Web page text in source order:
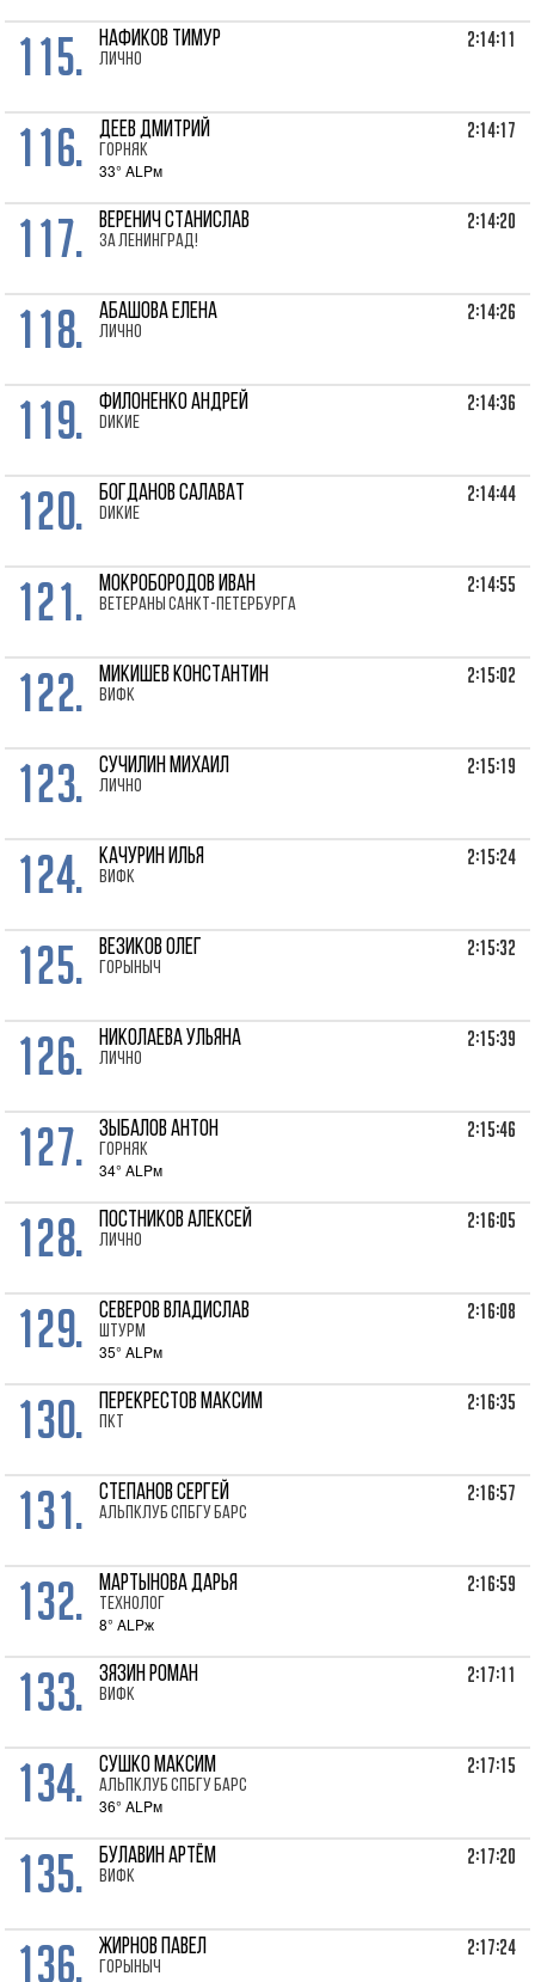
115. НАФИКОВ Тимур
лично
2:14:11
116. ДЕЕВ Дмитрий
Горняк
33° ALPм
2:14:17
117. ВЕРЕНИЧ Станислав
За Ленинград!
2:14:20
118. АБАШОВА Елена
лично
2:14:26
119. ФИЛОНЕНКО Андрей
Dикие
2:14:36
120. БОГДАНОВ Салават
Dикие
2:14:44
121. МОКРОБОРОДОВ Иван
Ветераны Санкт-Петербурга
2:14:55
122. МИКИШЕВ Константин
ВИФК
2:15:02
123. СУЧИЛИН Михаил
лично
2:15:19
124. КАЧУРИН Илья
ВИФК
2:15:24
125. ВЕЗИКОВ Олег
Горыныч
2:15:32
126. НИКОЛАЕВА Ульяна
лично
2:15:39
127. ЗЫБАЛОВ Антон
Горняк
34° ALPм
2:15:46
128. ПОСТНИКОВ Алексей
лично
2:16:05
129. СЕВЕРОВ Владислав
Штурм
35° ALPм
2:16:08
130. ПЕРЕКРЕСТОВ Максим
ПКТ
2:16:35
131. СТЕПАНОВ Сергей
Альпклуб СПбГУ Барс
2:16:57
132. МАРТЫНОВА Дарья
Технолог
8° ALPж
2:16:59
133. ЗЯЗИН Роман
ВИФК
2:17:11
134. СУШКО Максим
Альпклуб СПбГУ Барс
36° ALPм
2:17:15
135. БУЛАВИН Артём
ВИФК
2:17:20
136. ЖИРНОВ Павел
Горыныч
2:17:24